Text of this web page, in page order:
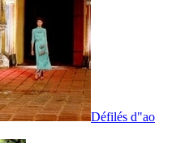
Défilés d"ao